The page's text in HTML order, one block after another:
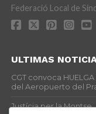
Federació Local de
ULTIMAS
CGT convoca
del Aeropuerto del
Justícia per la Montse